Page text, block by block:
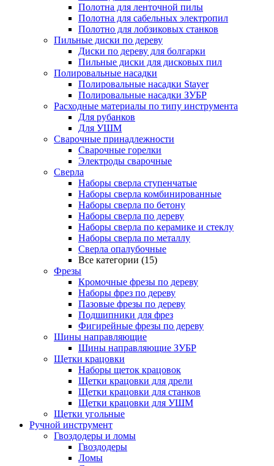
Полотна для ленточной пилы
Полотна для сабельных электропил
Полотно для лобзиковых станков
Пильные диски по дереву
Диски по дереву для болгарки
Пильные диски для дисковых пил
Полировальные насадки
Полировальные насадки Stayer
Полировальные насадки ЗУБР
Расходные материалы по типу инструмента
Для рубанков
Для УШМ
Сварочные принадлежности
Сварочные горелки
Электроды сварочные
Сверла
Наборы cверла ступенчатые
Наборы сверла комбинированные
Наборы сверла по бетону
Наборы сверла по дереву
Наборы сверла по керамике и стеклу
Наборы сверла по металлу
Сверла опалубочные
Все категории (15)
Фрезы
Кромочные фрезы по дереву
Наборы фрез по дереву
Пазовые фрезы по дереву
Подшипники для фрез
Фигирейные фрезы по дереву
Шины направляющие
Шины направляющие ЗУБР
Щетки крацовки
Наборы щеток крацовок
Щетки крацовки для дрели
Щетки крацовки для станков
Щетки крацовки для УШМ
Щетки угольные
Ручной инструмент
Гвоздодеры и ломы
Гвоздодеры
Ломы